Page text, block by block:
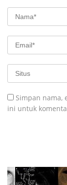
Simpan nama,
ini untuk